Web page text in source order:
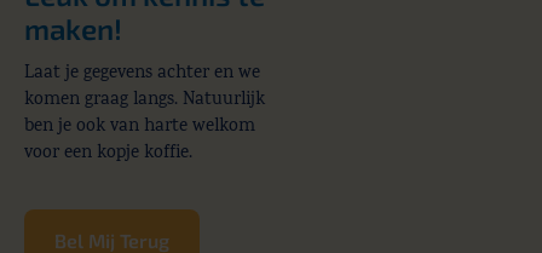
maken!
Laat je gegevens achter en we
komen graag langs. Natuurlijk
ben je ook van harte welkom
voor een kopje koffie.
Bel Mij Terug